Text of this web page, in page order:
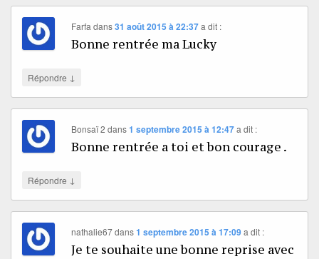
Farfa dans31 août 2015 à 22:37 a dit :
Bonne rentrée ma Lucky
Répondre ↓
Bonsaï 2 dans1 septembre 2015 à 12:47 a dit :
Bonne rentrée a toi et bon courage .
Répondre ↓
nathalie67dans1 septembre 2015 à 17:09 a dit :
Je te souhaite une bonne reprise avec